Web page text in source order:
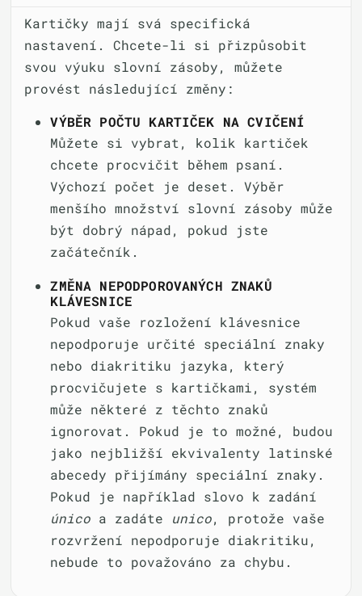
Kartičky mají svá specifická
nastavení. Chcete-li si přizpůsobit
svou výuku slovní zásoby, můžete
provést následující změny:
VÝBĚR POČTU KARTIČEK NA CVIČENÍ
Můžete si vybrat, kolik kartiček
chcete procvičit během psaní.
Výchozí počet je deset. Výběr
menšího množství slovní zásoby může
být dobrý nápad, pokud jste
začátečník.
ZMĚNA NEPODPOROVANÝCH ZNAKŮ
KLÁVESNICE
Pokud vaše rozložení klávesnice
nepodporuje určité speciální znaky
nebo diakritiku jazyka, který
procvičujete s kartičkami, systém
může některé z těchto znaků
ignorovat. Pokud je to možné, budou
jako nejbližší ekvivalenty latinské
abecedy přijímány speciální znaky.
Pokud je například slovo k zadání
único a zadáte unico, protože vaše
rozvržení nepodporuje diakritiku,
nebude to považováno za chybu.